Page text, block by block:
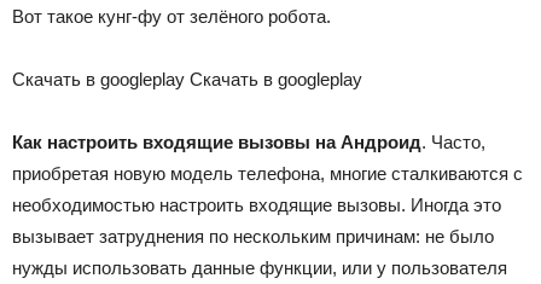
Вот такое кунг-фу от зелёного робота.
Скачать в googleplay Скачать в googleplay
Как настроить входящие вызовы на Андроид. Часто,
приобретая новую модель телефона, многие сталкиваются с
необходимостью настроить входящие вызовы. Иногда это
вызывает затруднения по нескольким причинам: не было
нужды использовать данные функции, или у пользователя